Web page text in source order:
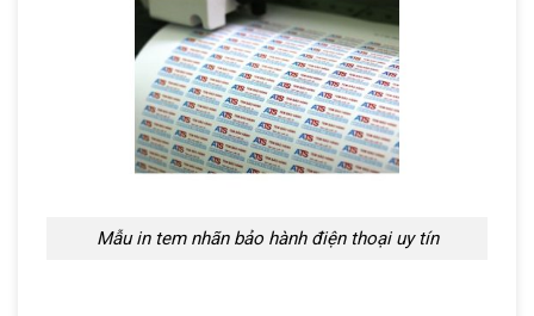
Mẫu in tem nhãn bảo hành điện thoại uy tín